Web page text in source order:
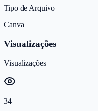
Tipo de Arquivo
Canva
Visualizações
Visualizações
34